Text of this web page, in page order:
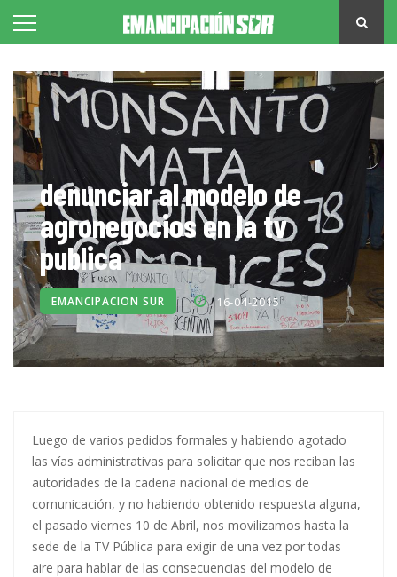
denunciar al modelo de
agronegocios en la tv
publica
EMANCIPACION SUR 16-04-2015
Luego de varios pedidos formales y habiendo agotado
las vías administrativas para solicitar que nos reciban las
autoridades de la cadena nacional de medios de
comunicación, y no habiendo obtenido respuesta alguna,
el pasado viernes 10 de Abril, nos movilizamos hasta la
sede de la TV Pública para exigir de una vez por todas
aire para hablar de las consecuencias del modelo de